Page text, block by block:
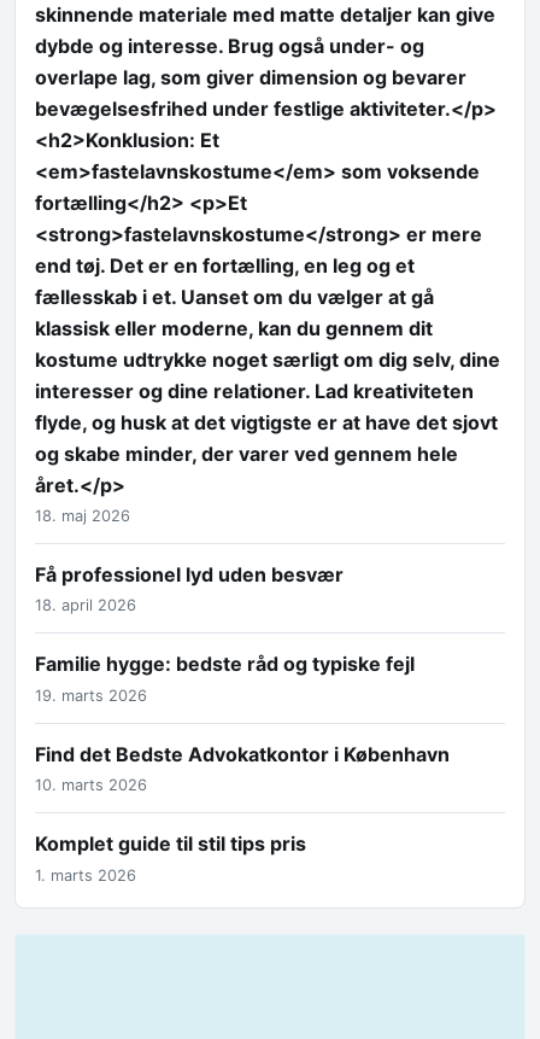
skinnende materiale med matte detaljer kan give
dybde og interesse. Brug også under- og
overlape lag, som giver dimension og bevarer
bevægelsesfrihed under festlige aktiviteter.</p>
<h2>Konklusion: Et
<em>fastelavnskostume</em> som voksende
fortælling</h2> <p>Et
<strong>fastelavnskostume</strong> er mere
end tøj. Det er en fortælling, en leg og et
fællesskab i et. Uanset om du vælger at gå
klassisk eller moderne, kan du gennem dit
kostume udtrykke noget særligt om dig selv, dine
interesser og dine relationer. Lad kreativiteten
flyde, og husk at det vigtigste er at have det sjovt
og skabe minder, der varer ved gennem hele
året.</p>
18. maj 2026
Få professionel lyd uden besvær
18. april 2026
Familie hygge: bedste råd og typiske fejl
19. marts 2026
Find det Bedste Advokatkontor i København
10. marts 2026
Komplet guide til stil tips pris
1. marts 2026